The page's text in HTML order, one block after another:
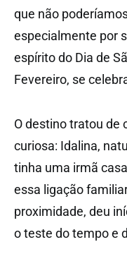
que não
especialmente por
espírito do Dia de
Fevereiro, se
O destino tratou de
curiosa: Idalina,
tinha uma irmã
essa ligação
proximidade, deu
o teste do tempo e